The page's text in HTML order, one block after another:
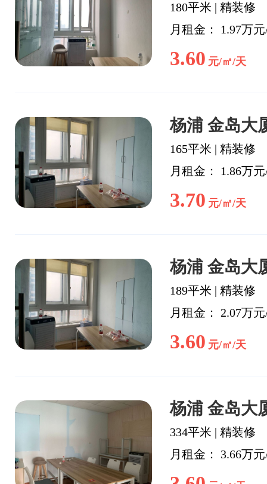
180平米 | 精装修
月租金： 1.97万
3.60 元/㎡/天
杨浦 金岛大
165平米 | 精装修
月租金： 1.86万
3.70 元/㎡/天
杨浦 金岛大
189平米 | 精装修
月租金： 2.07万
3.60 元/㎡/天
杨浦 金岛大
334平米 | 精装修
月租金： 3.66万